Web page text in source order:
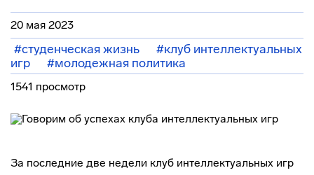
20 мая 2023
#студенческая жизнь
#клуб интеллектуальных
игр
#молодежная политика
1541 просмотр
За последние две недели клуб интеллектуальных игр